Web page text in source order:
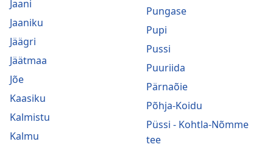
Jaani
Jaaniku
Jäägri
Jäätmaa
Jõe
Kaasiku
Kalmistu
Kalmu
Pungase
Pupi
Pussi
Puuriida
Pärnaõie
Põhja-Koidu
Püssi - Kohtla-Nõmme
tee